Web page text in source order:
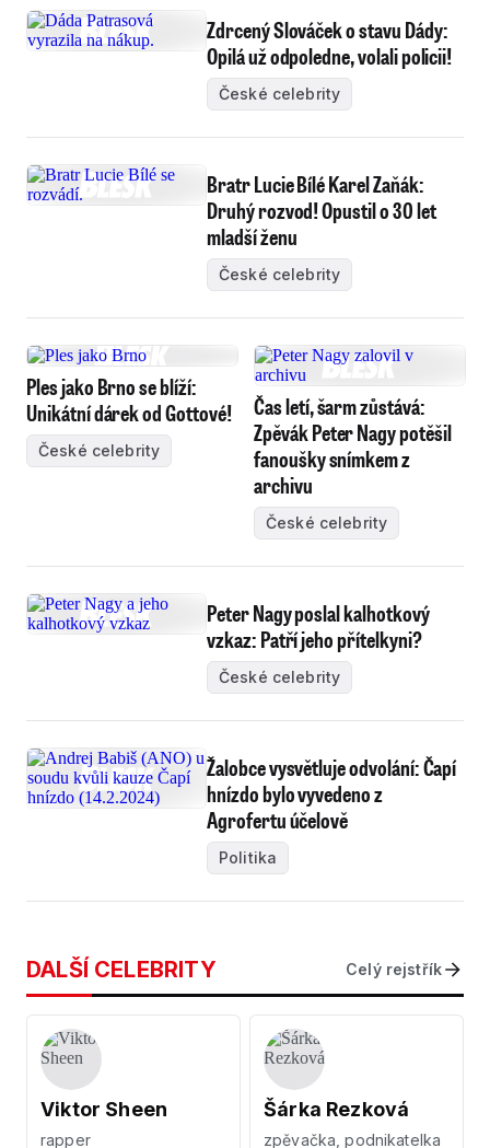
Zdrcený Slováček o stavu Dády:
Opilá už odpoledne, volali policii!
České celebrity
Bratr Lucie Bílé Karel Zaňák:
Druhý rozvod! Opustil o 30 let
mladší ženu
České celebrity
Ples jako Brno se blíží:
Unikátní dárek od Gottové!
České celebrity
Čas letí, šarm zůstává:
Zpěvák Peter Nagy potěšil
fanoušky snímkem z
archivu
České celebrity
Peter Nagy poslal kalhotkový
vzkaz: Patří jeho přítelkyni?
České celebrity
Žalobce vysvětluje odvolání: Čapí
hnízdo bylo vyvedeno z
Agrofertu účelově
Politika
DALŠÍ CELEBRITY Celý rejstřík
Viktor Sheen
rapper
Šárka Rezková
zpěvačka, podnikatelka